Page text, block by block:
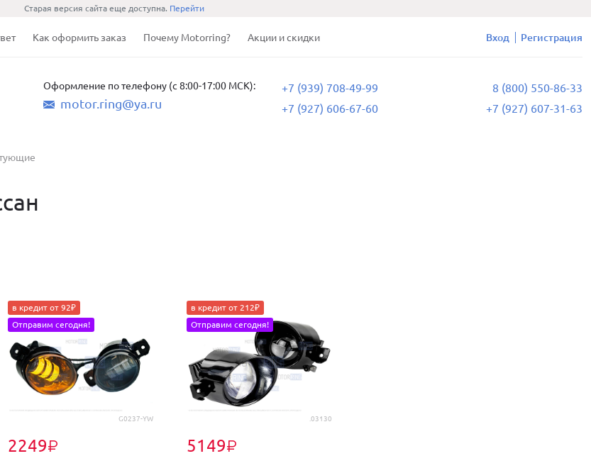
Старая версия сайта еще доступна. Перейти
Как оформить заказ Почему Motorring? Акции и скидки Вход Регистрация
Оформление по телефону (с 8:00-17:00 МСК):
motor.ring@ya.ru
+7 (939) 708-49-99
+7 (927) 606-67-60
8 (800) 550-86-33
+7 (927) 607-31-63
G0237-YW
2249₽
в кредит от 92₽
Отправим сегодня!
.03130
5149₽
в кредит от 212₽
Отправим сегодня!